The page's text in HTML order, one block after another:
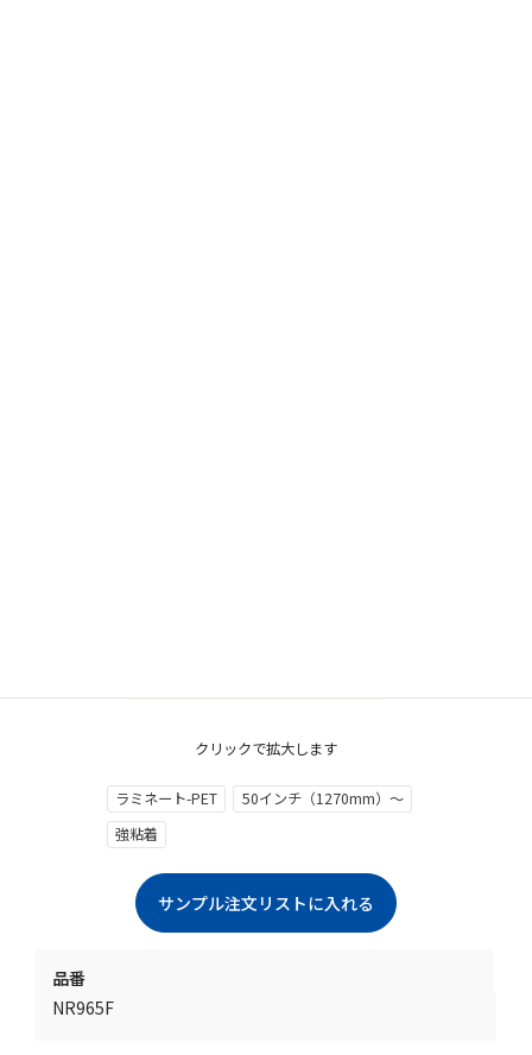
クリックで拡大します
ラミネート-PET
50インチ（1270mm）～
強粘着
品番
NR965F